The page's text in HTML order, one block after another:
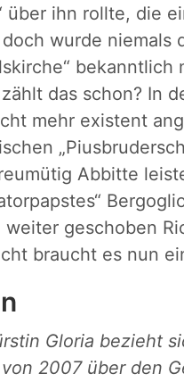
über ihn rollte, die
wurde niemals
bekanntlich
das schon? In
mehr existent
Abbitte
weiter geschoben
braucht es nun
Gloria bezieht
2007 über den